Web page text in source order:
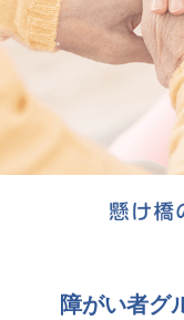
障がい者グ